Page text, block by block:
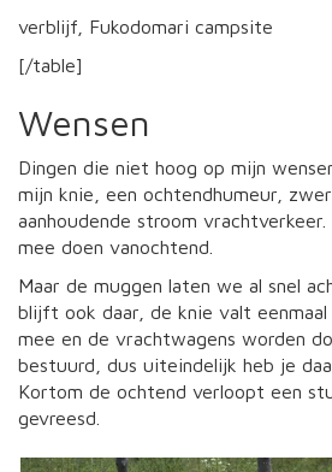
verblijf, Fukodomari campsite
[/table]
Wensen
Dingen die niet hoog op mijn
mijn knie, een ochtendhumeur,
aanhoudende stroom
mee doen vanochtend.
Maar de muggen laten we al snel
blijft ook daar, de knie valt
mee en de vrachtwagens worden
bestuurd, dus uiteindelijk heb je
Kortom de ochtend verloopt een
gevreesd.